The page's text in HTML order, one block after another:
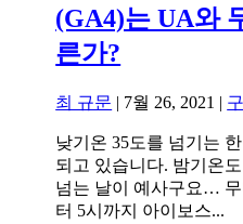
(GA4)는 UA와
른가?
최 규문 | 7월 26, 2021 |
낮기온 35도를 넘기는
되고 있습니다. 밤기온
넘는 날이 예사구요…
터 5시까지 아이보스...